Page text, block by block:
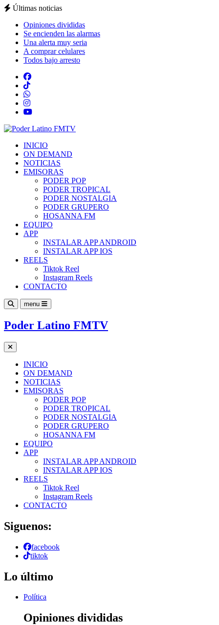
Últimas noticias
Opiniones divididas
Se encienden las alarmas
Una alerta muy seria
A comprar celulares
Todos bajo arresto
INICIO
ON DEMAND
NOTICIAS
EMISORAS
PODER POP
PODER TROPICAL
PODER NOSTALGIA
PODER GRUPERO
HOSANNA FM
EQUIPO
APP
INSTALAR APP ANDROID
INSTALAR APP IOS
REELS
Tiktok Reel
Instagram Reels
CONTACTO
menu
Poder Latino FMTV
INICIO
ON DEMAND
NOTICIAS
EMISORAS
PODER POP
PODER TROPICAL
PODER NOSTALGIA
PODER GRUPERO
HOSANNA FM
EQUIPO
APP
INSTALAR APP ANDROID
INSTALAR APP IOS
REELS
Tiktok Reel
Instagram Reels
CONTACTO
Siguenos:
facebook
tiktok
Lo último
Política
Opiniones divididas